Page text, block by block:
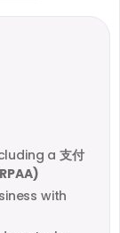
a 支付
with